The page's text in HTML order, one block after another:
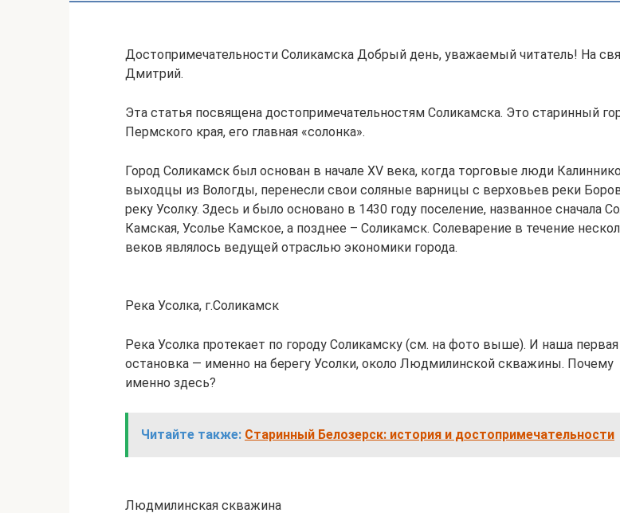
Достопримечательности Соликамска Добрый день, уважаемый читатель! На
Дмитрий.
Эта статья посвящена достопримечательностям Соликамска. Это старинный
Пермского края, его главная «солонка».
Город Соликамск был основан в начале XV века, когда торговые люди
выходцы из Вологды, перенесли свои соляные варницы с верховьев реки
реку Усолку. Здесь и было основано в 1430 году поселение, названное сначала
Камская, Усолье Камское, а позднее – Соликамск. Солеварение в течение
веков являлось ведущей отраслью экономики города.
Река Усолка, г.Соликамск
Река Усолка протекает по городу Соликамску (см. на фото выше). И наша первая
остановка — именно на берегу Усолки, около Людмилинской скважины. Почему
именно здесь?
Читайте также: Старинный Белозерск: история и достопримечательности
Людмилинская скважина